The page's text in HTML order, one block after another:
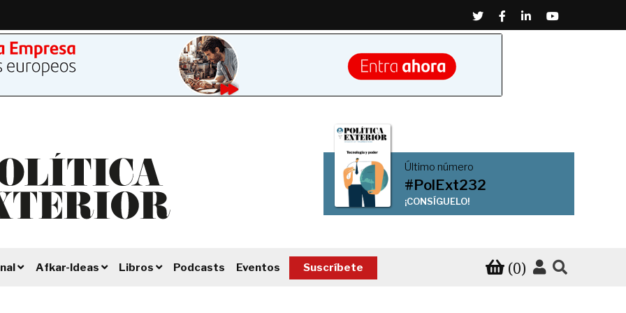
TwitterFacebook
LinkedinYoutube
Último número
#PolExt232
¡CONSÍGUELO!
Afkar-Ideas Libros Podcasts Eventos Suscríbete (0)